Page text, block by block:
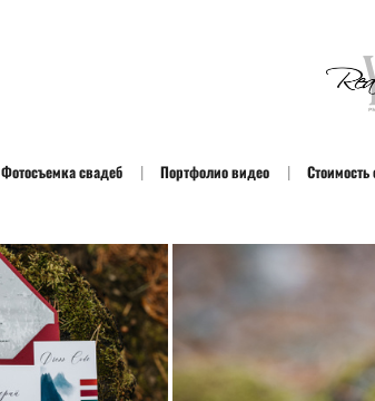
Фотосъемка свадеб Портфолио видео